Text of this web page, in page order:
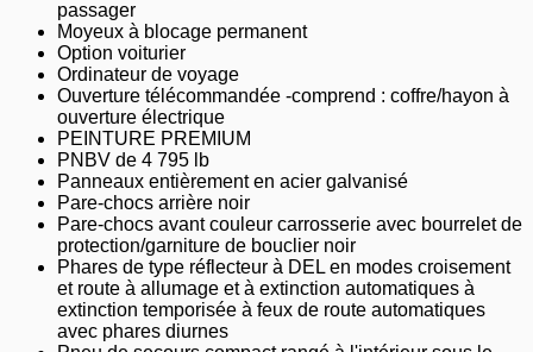
passager
Moyeux à blocage permanent
Option voiturier
Ordinateur de voyage
Ouverture télécommandée -comprend : coffre/hayon à
ouverture électrique
PEINTURE PREMIUM
PNBV de 4 795 lb
Panneaux entièrement en acier galvanisé
Pare-chocs arrière noir
Pare-chocs avant couleur carrosserie avec bourrelet de
protection/garniture de bouclier noir
Phares de type réflecteur à DEL en modes croisement
et route à allumage et à extinction automatiques à
extinction temporisée à feux de route automatiques
avec phares diurnes